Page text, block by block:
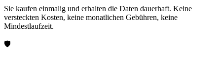
Sie kaufen einmalig und erhalten die Daten dauerhaft. Keine
versteckten Kosten, keine monatlichen Gebühren, keine
Mindestlaufzeit.
🛡️